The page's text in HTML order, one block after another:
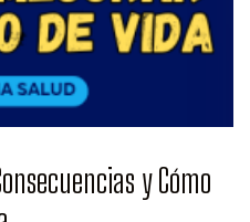
y Cómo